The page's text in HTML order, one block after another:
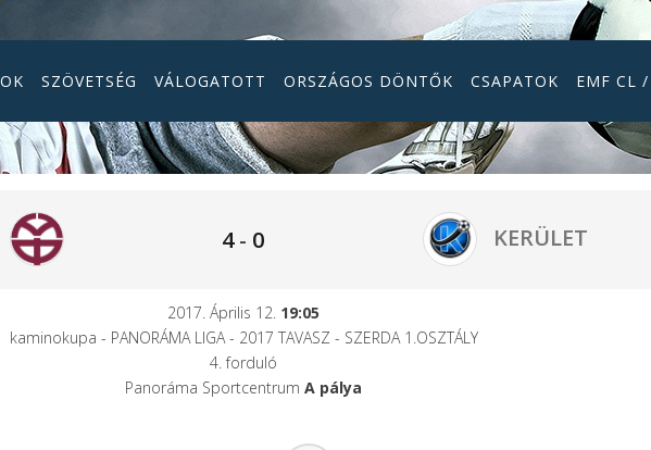
SZÖVETSÉG VÁLOGATOTT ORSZÁGOS DÖNTŐK CSAPATOK EMF CL
4- 0 KERÜLET
2017. Április 12. 19:05
kaminokupa - PANORÁMA LIGA - 2017 TAVASZ - SZERDA 1.OSZTÁLY
4. forduló
Panoráma Sportcentrum A pálya